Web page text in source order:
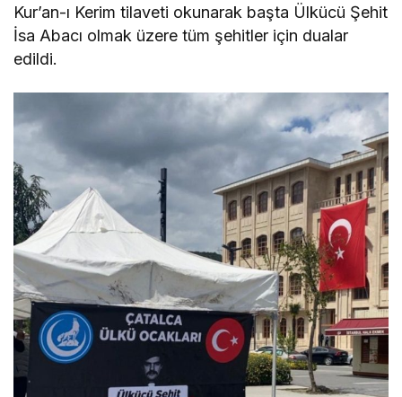
Kur’an-ı Kerim tilaveti okunarak başta Ülkücü Şehit
İsa Abacı olmak üzere tüm şehitler için dualar
edildi.